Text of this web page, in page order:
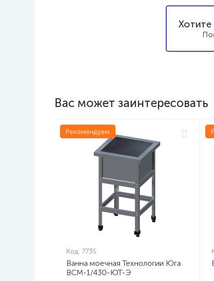
Хотите
Вас может заинтересовать
Рекомендуем
Код: 7735
Ванна моечная Технологии Юга
ВСМ-1/430-ЮТ-Э